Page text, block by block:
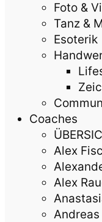
Foto &
Tanz &
Esoterik
Coaches
Alex
Alex